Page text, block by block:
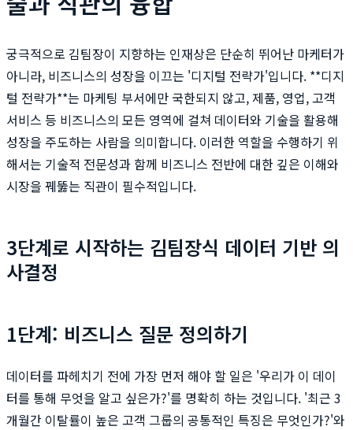
궁극적으로 김팀장이 지향하는 인재상은 단순히 뛰어난 마케터가
아니라, 비즈니스의 성장을 이끄는 '디지털 전략가'입니다. **디지
털 전략가**는 마케팅 부서에만 국한되지 않고, 제품, 영업, 고객
서비스 등 비즈니스의 모든 영역에 걸쳐 데이터와 기술을 활용해
성장을 주도하는 사람을 의미합니다. 이러한 역할을 수행하기 위
해서는 기술적 전문성과 함께 비즈니스 전반에 대한 깊은 이해와
시장을 꿰뚫는 직관이 필수적입니다.
3단계로 시작하는 김팀장식 데이터 기반 의
사결정
1단계: 비즈니스 질문 정의하기
데이터를 파헤치기 전에 가장 먼저 해야 할 일은 '우리가 이 데이
터를 통해 무엇을 알고 싶은가?'를 명확히 하는 것입니다. '최근 3
개월간 이탈률이 높은 고객 그룹의 공통적인 특징은 무엇인가?'와